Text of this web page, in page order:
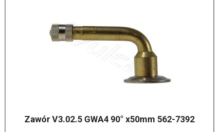
Zawór V3.02.5 GWA4 90° x50mm 562-7392